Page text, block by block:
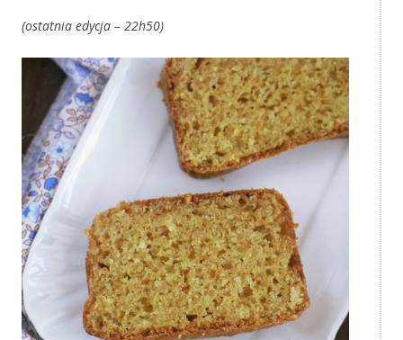
(ostatnia edycja – 22h50)